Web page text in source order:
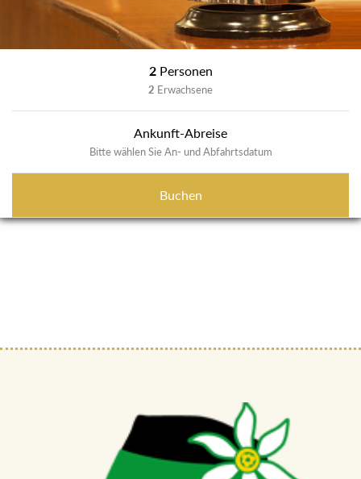
2 Personen
2 Erwachsene
Ankunft-Abreise
Bitte wählen Sie An- und Abfahrtsdatum
Buchen